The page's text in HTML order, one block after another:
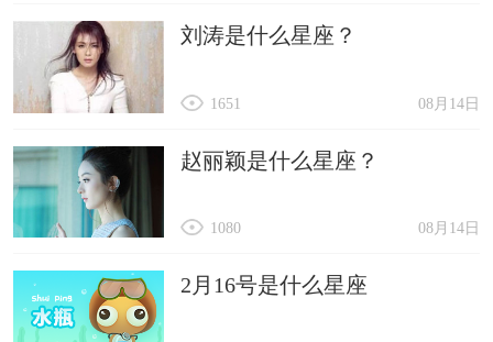
刘涛是什么星座？
08月14日
1651
赵丽颖是什么星座？
08月14日
1080
2月16号是什么星座